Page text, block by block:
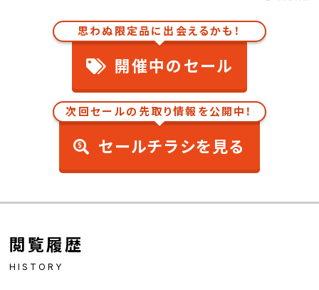
思わぬ限定品に出会えるかも！
開催中のセール
次回セールの先取り情報を公開中！
セールチラシを見る
閲覧履歴
HISTORY